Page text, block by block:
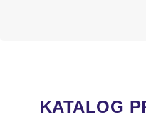
KATALOG